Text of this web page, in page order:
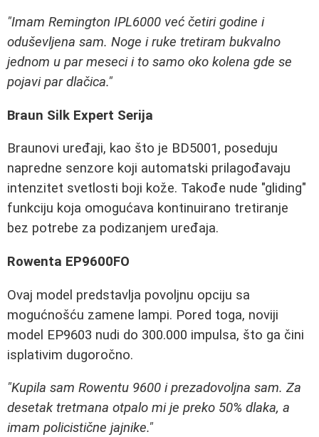
"Imam Remington IPL6000 već četiri godine i
oduševljena sam. Noge i ruke tretiram bukvalno
jednom u par meseci i to samo oko kolena gde se
pojavi par dlačica."
Braun Silk Expert Serija
Braunovi uređaji, kao što je BD5001, poseduju
napredne senzore koji automatski prilagođavaju
intenzitet svetlosti boji kože. Takođe nude "gliding"
funkciju koja omogućava kontinuirano tretiranje
bez potrebe za podizanjem uređaja.
Rowenta EP9600FO
Ovaj model predstavlja povoljnu opciju sa
mogućnošću zamene lampi. Pored toga, noviji
model EP9603 nudi do 300.000 impulsa, što ga čini
isplativim dugoročno.
"Kupila sam Rowentu 9600 i prezadovoljna sam. Za
desetak tretmana otpalo mi je preko 50% dlaka, a
imam policistične jajnike."